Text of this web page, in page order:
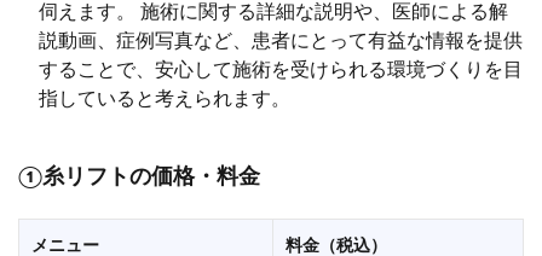
伺えます。 施術に関する詳細な説明や、医師による解
説動画、症例写真など、患者にとって有益な情報を提供
することで、安心して施術を受けられる環境づくりを目
指していると考えられます。
①糸リフトの価格・料金
メニュー 料金（税込）